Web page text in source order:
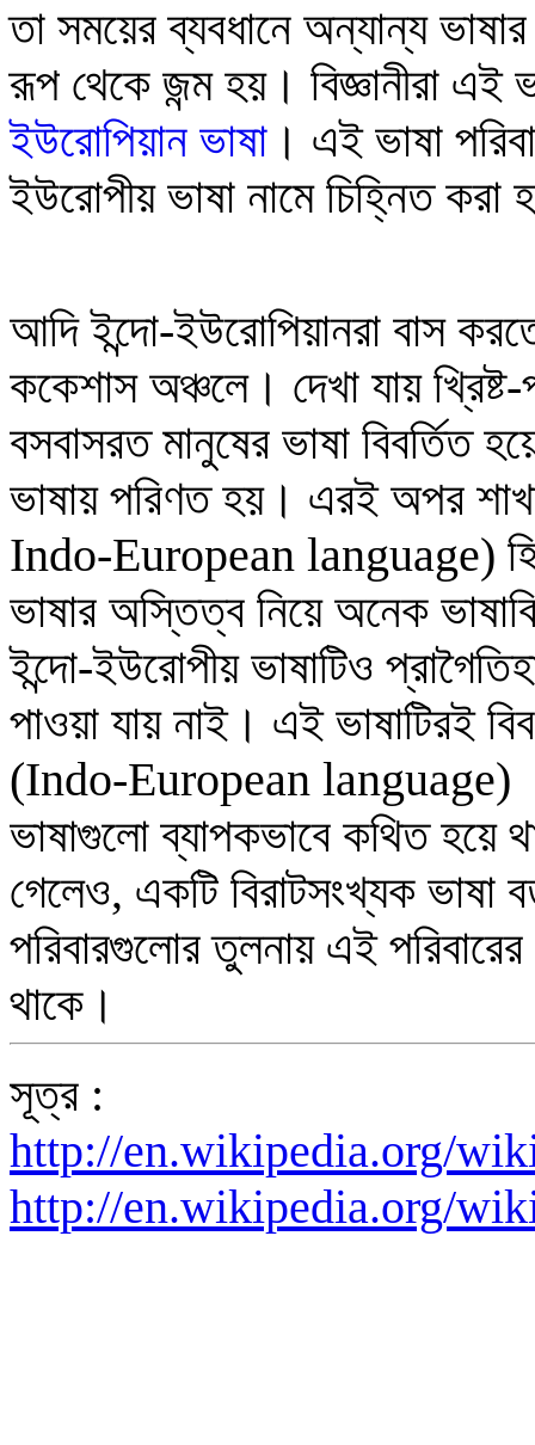
তা সময়ের ব্যবধানে অন্যান্য
রূপ থেকে জন্ম হয়। বিজ্ঞানীরা এই
ইউরোপিয়ান ভাষা । এই ভাষা
ইউরোপীয় ভাষা নামে চিহ্নিত করা
আদি ইন্দো-ইউরোপিয়ানরা বাস
ককেশাস অঞ্চলে। দেখা যায়
বসবাসরত মানুষের ভাষা বিবর্তিত
ভাষায় পরিণত হয়। এরই অপর
Indo-European language)
ভাষার অস্তিত্ব নিয়ে অনেক
ইন্দো-ইউরোপীয় ভাষাটিও
পাওয়া যায় নাই। এই ভাষাটিরই
(Indo-European language)
ভাষাগুলো ব্যাপকভাবে কথিত হয়ে
গেলেও, একটি বিরাটসংখ্যক ভাষা
পরিবারগুলোর তুলনায় এই
থাকে।
সূত্র :
http://en.wikipedia.org/
http://en.wikipedia.org/